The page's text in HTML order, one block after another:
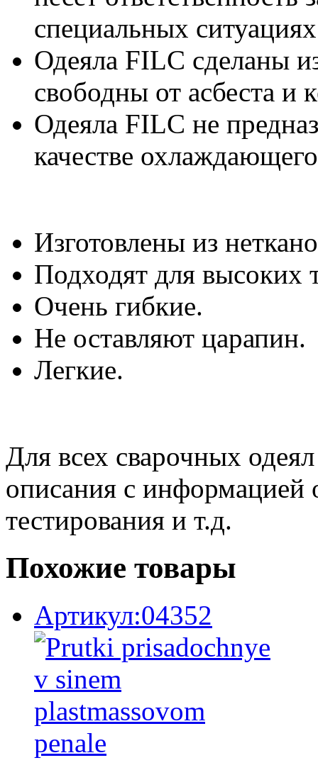
специальных
Одеяла FILC сделаны
свободны от асбеста и
Одеяла FILC не
качестве
Изготовлены из
Подходят для высоких
Очень гибкие.
Не оставляют царапин.
Легкие.
Для всех сварочных
описания с информацией
тестирования и т.д.
Похожие товары
Артикул:04352